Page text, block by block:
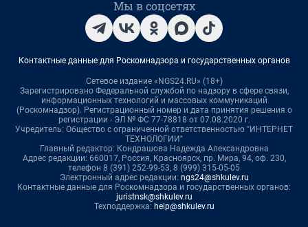
Мы в соцсетях
Контактные данные для Роскомнадзора и государственных органов
Сетевое издание «NGS24.RU» (18+)
Зарегистрировано Федеральной службой по надзору в сфере связи,
информационных технологий и массовых коммуникаций
(Роскомнадзор). Регистрационный номер и дата принятия решения о
регистрации - ЭЛ № ФС 77-78818 от 07.08.2020 г.
Учредитель: Общество с ограниченной ответственностью "ИНТЕРНЕТ
ТЕХНОЛОГИИ"
Главный редактор: Кондрашова Надежда Александровна
Адрес редакции: 660017, Россия, Красноярск, пр. Мира, 94, оф. 230,
телефон 8 (391) 252-99-53, 8 (999) 315-05-05
Электронный адрес редакции: ngs24@shkulev.ru
Контактные данные для Роскомнадзора и государственных органов:
juristnsk@shkulev.ru
Техподдержка: help@shkulev.ru